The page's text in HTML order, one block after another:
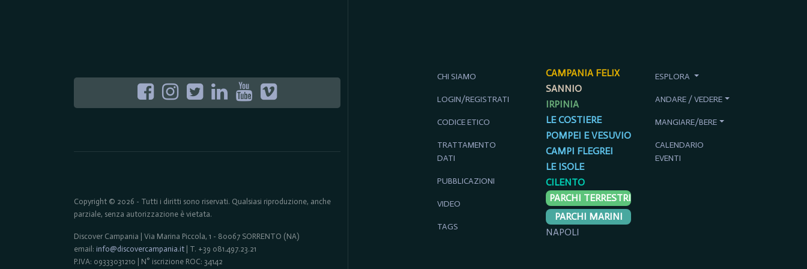
Copyright © 2026 - Tutti i diritti sono riservati. Qualsiasi riproduzione, anche
parziale, senza autorizzazione è vietata.
Discover Campania | Via Marina Piccola, 1 - 80067 SORRENTO (NA)
email: info@discovercampania.it | T. +39 081.497.23.21
P.IVA: 09333031210 | N° iscrizione ROC: 34142
CHI SIAMO
LOGIN/REGISTRATI
CODICE ETICO
TRATTAMENTO
DATI
PUBBLICAZIONI
VIDEO
TAGS
CAMPANIA FELIX
SANNIO
IRPINIA
LE COSTIERE
POMPEI E VESUVIO
CAMPI FLEGREI
LE ISOLE
CILENTO
PARCHI TERRESTRI
PARCHI MARINI
NAPOLI
ESPLORA
ANDARE / VEDERE
MANGIARE/BERE
CALENDARIO
EVENTI